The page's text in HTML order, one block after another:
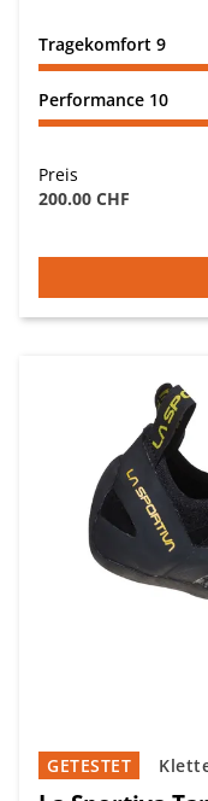
Tragekomfort 9
Performance 10
Preis
200.00 CHF
GETESTET